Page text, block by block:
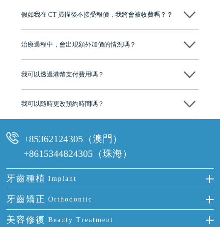
牌」、「2025香港企業領袖品牌」，是諾貝爾種植系統全球放心植牙中
至今已服務超過三十個國家和地區的顧客，受到粵港澳大灣區及周邊城
市市民極高的口碑評價及信任推薦 珠海、深圳設有八大分院，香港亦設
有咨詢及服務保障中心，有任何問題都可以隨時預約免費咨詢，讓人十
假如我在 CT 掃描後不接受報價，我將會被收費嗎？？
治療過程中，會出現額外加價的情況嗎？
我可以透過港幣支付費用嗎？
我可以隨時更改預約時間嗎？
可以，請盡早通過wechat或whatsapp聯絡我們，告知我們你原本預約的
+85362124305（澳門）
+8615344824305（珠海）
牙齒種植 Implant
種牙
單顆牙缺失
牙齒矯正 Orthodontic
隱形箍牙
美容修復 Beauty Treatment